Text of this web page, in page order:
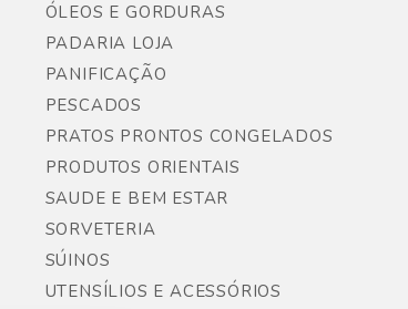
ÓLEOS E GORDURAS
PADARIA LOJA
PANIFICAÇÃO
PESCADOS
PRATOS PRONTOS CONGELADOS
PRODUTOS ORIENTAIS
SAUDE E BEM ESTAR
SORVETERIA
SÚINOS
UTENSÍLIOS E ACESSÓRIOS